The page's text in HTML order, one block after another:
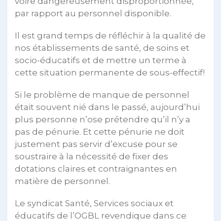
par rapport au personnel disponible.
Il est grand temps de réfléchir à la qualité de
nos établissements de santé, de soins et
socio-éducatifs et de mettre un terme à
cette situation permanente de sous-effectif!
Si le problème de manque de personnel
était souvent nié dans le passé, aujourd’hui
plus personne n’ose prétendre qu’il n’y a
pas de pénurie. Et cette pénurie ne doit
justement pas servir d’excuse pour se
soustraire à la nécessité de fixer des
dotations claires et contraignantes en
matière de personnel.
Le syndicat Santé, Services sociaux et
éducatifs de l’OGBL revendique dans ce